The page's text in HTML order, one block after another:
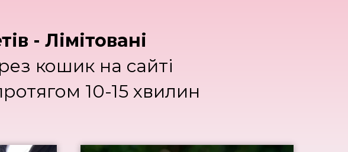
- Лімітовані
кошик на сайті
10-15 хвилин